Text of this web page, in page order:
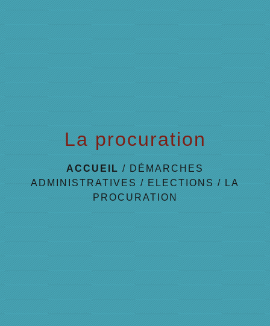
La procuration
ACCUEIL / DÉMARCHES
ADMINISTRATIVES / ELECTIONS / LA
PROCURATION